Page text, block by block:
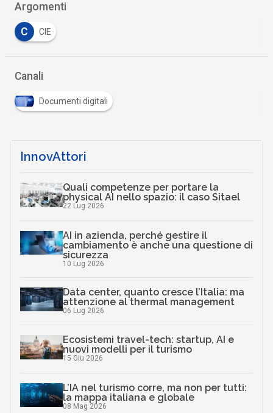
Argomenti
C CIE
Canali
Documenti digitali
InnovAttori
Quali competenze per portare la
physical AI nello spazio: il caso Sitael
22 Lug 2026
AI in azienda, perché gestire il
cambiamento è anche una questione di
sicurezza
10 Lug 2026
Data center, quanto cresce l’Italia: ma
attenzione al thermal management
06 Lug 2026
Ecosistemi travel-tech: startup, AI e
nuovi modelli per il turismo
15 Giu 2026
L’IA nel turismo corre, ma non per tutti:
la mappa italiana e globale
08 Mag 2026